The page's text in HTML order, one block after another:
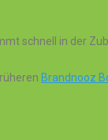
schnell in der
Brandnooz